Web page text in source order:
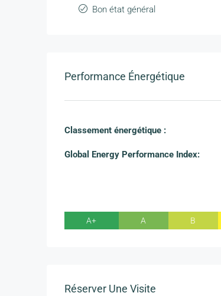
Bon état général
Performance Énergétique
Classement énergétique :
Global Energy Performance Index:
A+ A B
Réserver Une Visite